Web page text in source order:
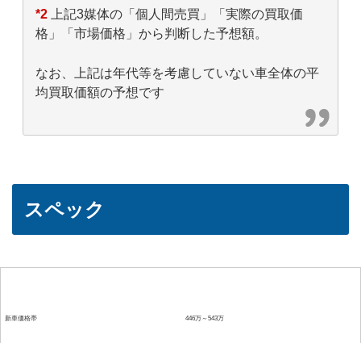
*2上記3媒体の「個人間売買」「実際の買取価
格」「市場価格」から判断した予想額。
なお、上記は年代等を考慮していない車全体の平
均買取価額の予想です
スペック
新車価格帯 446万～543万